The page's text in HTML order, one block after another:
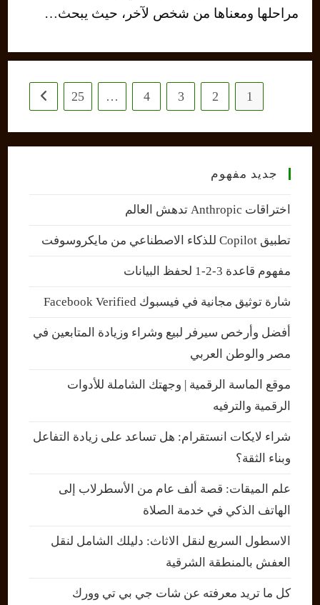
مراحلها ومعناها من شخص لآخر، حيث يبحث…
1
2
3
4
…
25
page
جديد مفهوم
اختراقات Anthropic تدهش العالم
تطبيق Copilot للذكاء الاصطناعي من مايكروسوفت
مفهوم قاعدة 3-2-1 لحفظ البيانات
شارة توثيق مجانية في فيسبوك Facebook Verified
أفضل وأرخص سيرفر لبيع وشراء وزيادة المتابعين في
مصر والوطن العربي
موقع الماسة الرقمية | وجهتك الشاملة للأدوات
الرقمية والترفيه
شراء لايكات انستقرام: هل تساعد على زيادة التفاعل
وبناء الثقة؟
علم الميقات: قصة ألف عام من الأسطرلاب إلى
الهاتف الذكي في خدمة الصلاة
الاسطول السريع لنقل الاثاث: دليلك الشامل لنقل
العفش بالمنطقة الشرقية
كل ما تريد معرفته عن شات جي بي تي وورك